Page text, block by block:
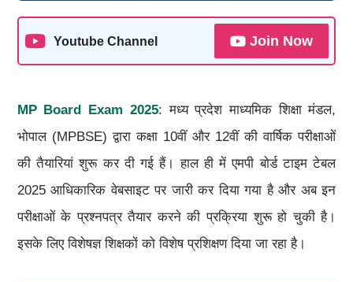
Youtube Channel Join Now
MP Board Exam 2025: मध्य प्रदेश माध्यमिक शिक्षा मंडल,
भोपाल (MPBSE) द्वारा कक्षा 10वीं और 12वीं की वार्षिक परीक्षाओं
की तैयारियां शुरू कर दी गई हैं। हाल ही में एमपी बोर्ड टाइम टेबल
2025 आधिकारिक वेबसाइट पर जारी कर दिया गया है और अब इन
परीक्षाओं के प्रश्नपत्र तैयार करने की प्रक्रिया शुरू हो चुकी है।
इसके लिए विशेषज्ञ शिक्षकों को विशेष प्रशिक्षण दिया जा रहा है।